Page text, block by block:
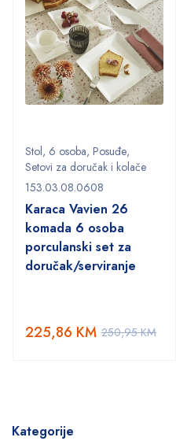
Kategorije
Stol, 6 osoba, Posuđe,
Setovi za doručak i kolače
153.03.08.0608
Karaca Vavien 26
komada 6 osoba
porculanski set za
doručak/serviranje
250,95KM
225,86 KM